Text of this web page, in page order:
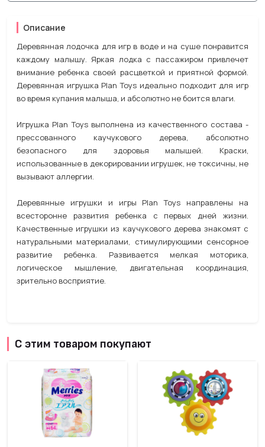
Описание
Деревянная лодочка для игр в воде и на суше понравится
каждому малышу. Яркая лодка с пассажиром привлечет
внимание ребенка своей расцветкой и приятной формой.
Деревянная игрушка Plan Toys идеально подходит для игр
во время купания малыша, и абсолютно не боится влаги.
Игрушка Plan Toys выполнена из качественного состава -
прессованного каучукового дерева, абсолютно
безопасного для здоровья малышей. Краски,
использованные в декорировании игрушек, не токсичны, не
вызывают аллергии.
Деревянные игрушки и игры Plan Toys направлены на
всесторонне развития ребенка с первых дней жизни.
Качественные игрушки из каучукового дерева знакомят с
натуральными материалами, стимулирующими сенсорное
развитие ребенка. Развивается мелкая моторика,
логическое мышление, двигательная координация,
зрительно восприятие.
С этим товаром покупают